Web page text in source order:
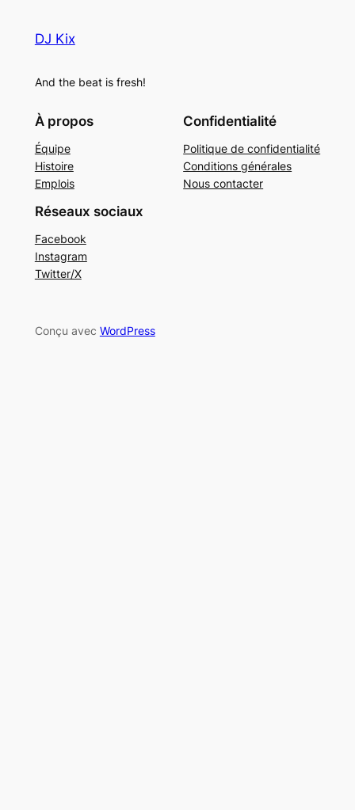
DJ Kix
And the beat is fresh!
À propos
Équipe
Histoire
Emplois
Confidentialité
Politique de confidentialité
Conditions générales
Nous contacter
Réseaux sociaux
Facebook
Instagram
Twitter/X
Conçu avec WordPress